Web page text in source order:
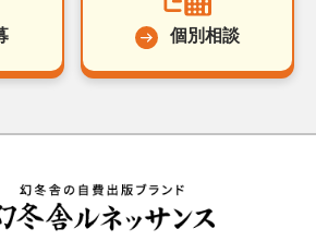
個別相談